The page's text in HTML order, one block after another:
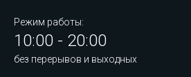
Режим работы:
10:00 - 20:00
без перерывов и выходных